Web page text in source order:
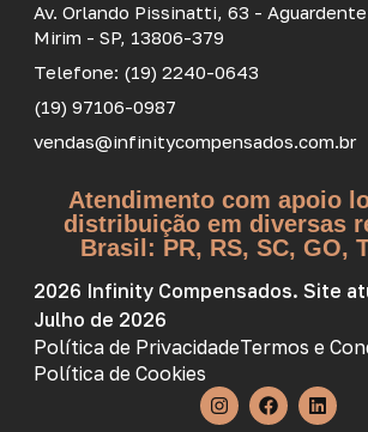
Av. Orlando Pissinatti, 63 -
Mirim - SP, 13806-379
Telefone: (19) 2240-0643
(19) 97106-0987
vendas@infinitycompensados.com.br
Atendimento com apoio
distribuição em diversas
Brasil: PR, RS, SC, GO,
2026 Infinity Compensados. Site
Julho de 2026
Política de PrivacidadeTermos e
Política de Cookies